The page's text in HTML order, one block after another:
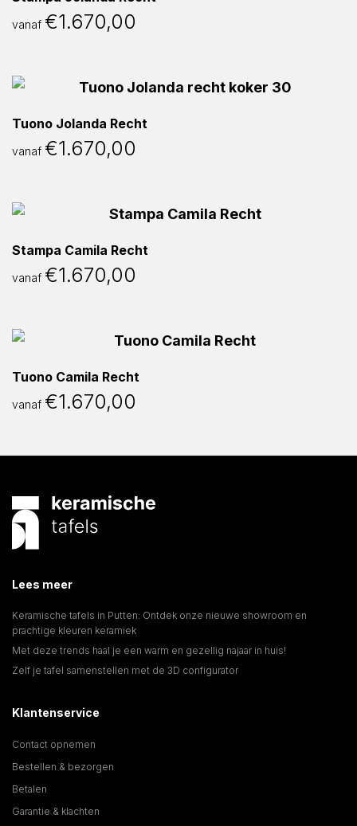
vanaf €1.670,00
Tuono Jolanda Recht
vanaf €1.670,00
Stampa Camila Recht
vanaf €1.670,00
Tuono Camila Recht
vanaf €1.670,00
Lees meer
Keramische tafels in Putten: Ontdek onze nieuwe showroom en
prachtige kleuren keramiek
Met deze trends haal je een warm en gezellig najaar in huis!
Zelf je tafel samenstellen met de 3D configurator
Klantenservice
Contact opnemen
Bestellen & bezorgen
Betalen
Garantie & klachten